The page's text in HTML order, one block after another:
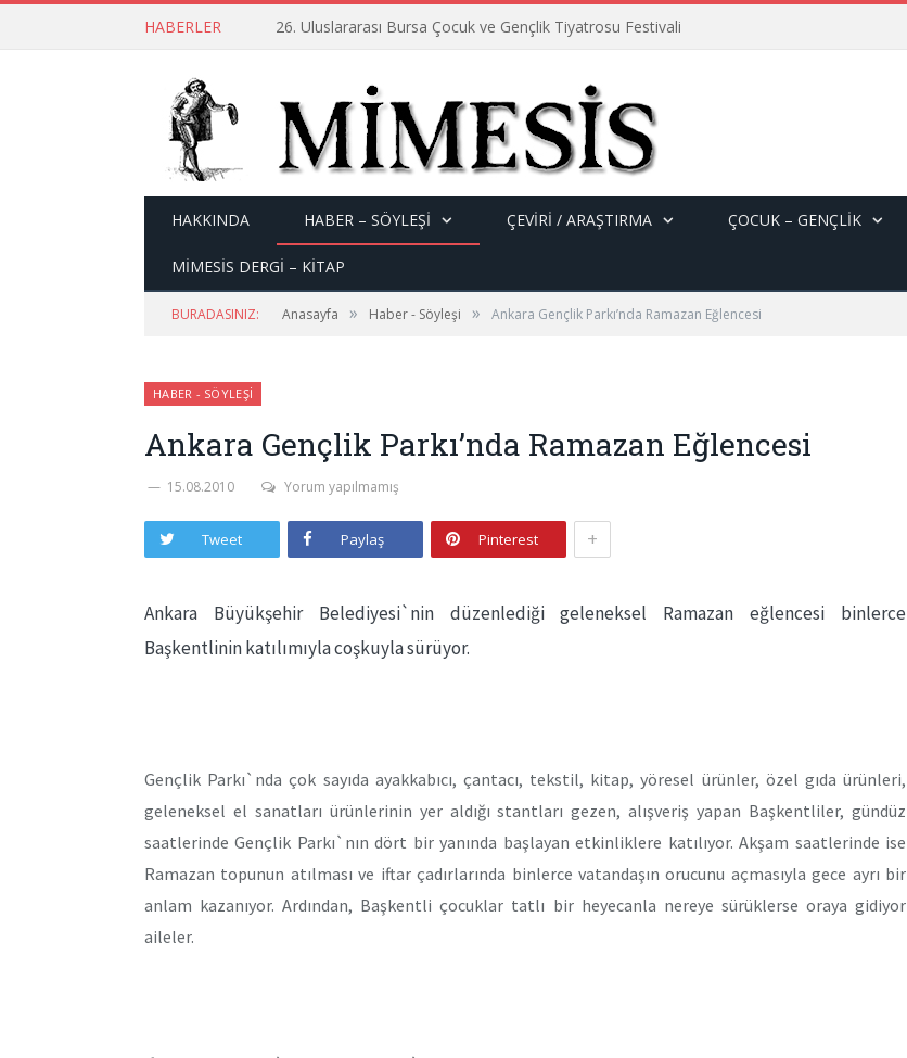
HABERLER 26. Uluslararası Bursa Çocuk ve Gençlik Tiyatrosu Festivali
HAKKINDA HABER – SÖYLEŞI ÇEVİRİ / ARAŞTIRMA ÇOCUK – GENÇLIK
MİMESİS DERGİ – KİTAP
BURADASINIZ: Anasayfa » Haber - Söyleşi » Ankara Gençlik Parkı’nda Ramazan Eğlencesi
HABER - SÖYLEŞI
Ankara Gençlik Parkı’nda Ramazan Eğlencesi
15.08.2010 Yorum yapılmamış
Tweet Paylaş Pinterest +
Ankara Büyükşehir Belediyesi`nin düzenlediği geleneksel Ramazan eğlencesi binlerce
Başkentlinin katılımıyla coşkuyla sürüyor.
Gençlik Parkı`nda çok sayıda ayakkabıcı, çantacı, tekstil, kitap, yöresel ürünler, özel gıda ürünleri,
geleneksel el sanatları ürünlerinin yer aldığı stantları gezen, alışveriş yapan Başkentliler, gündüz
saatlerinde Gençlik Parkı`nın dört bir yanında başlayan etkinliklere katılıyor. Akşam saatlerinde ise
Ramazan topunun atılması ve iftar çadırlarında binlerce vatandaşın orucunu açmasıyla gece ayrı bir
anlam kazanıyor. Ardından, Başkentli çocuklar tatlı bir heyecanla nereye sürüklerse oraya gidiyor
aileler.